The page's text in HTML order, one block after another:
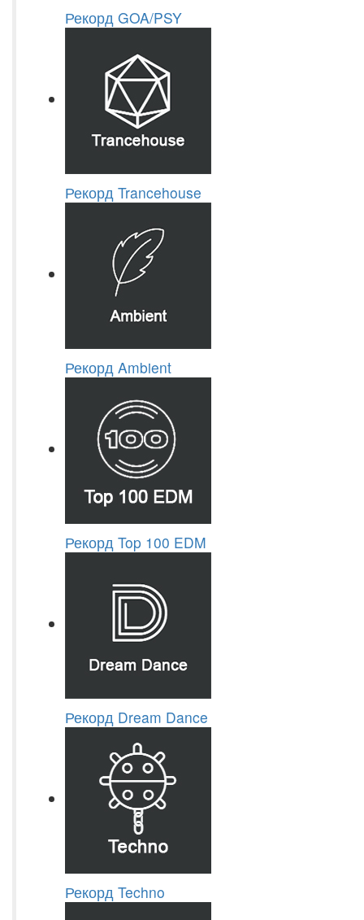
Рекорд GOA/PSY
Рекорд Trancehouse
Рекорд Ambient
Рекорд Top 100 EDM
Рекорд Dream Dance
Рекорд Techno